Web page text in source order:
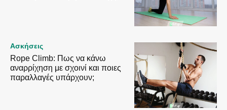
Ασκήσεις
Rope Climb: Πως να κάνω
αναρρίχηση με σχοινί και ποιες
παραλλαγές υπάρχουν;